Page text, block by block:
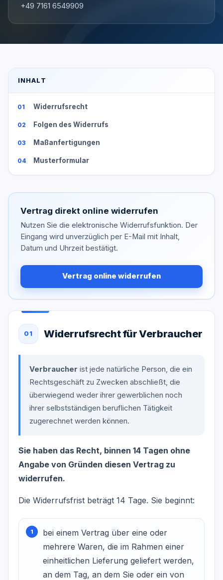
+49 7161 6549909
INHALT
Widerrufsrecht
Folgen des Widerrufs
Maßanfertigungen
Musterformular
Vertrag direkt online widerrufen
Nutzen Sie die elektronische Widerrufsfunktion. Der
Eingang wird unverzüglich per E-Mail mit Inhalt,
Datum und Uhrzeit bestätigt.
Vertrag online widerrufen
01 Widerrufsrecht für Verbraucher
Verbraucher ist jede natürliche Person, die ein
Rechtsgeschäft zu Zwecken abschließt, die
überwiegend weder ihrer gewerblichen noch
ihrer selbstständigen beruflichen Tätigkeit
zugerechnet werden können.
Sie haben das Recht, binnen 14 Tagen ohne
Angabe von Gründen diesen Vertrag zu
widerrufen.
Die Widerrufsfrist beträgt 14 Tage. Sie beginnt:
bei einem Vertrag über eine oder
mehrere Waren, die im Rahmen einer
einheitlichen Lieferung geliefert werden,
an dem Tag, an dem Sie oder ein von